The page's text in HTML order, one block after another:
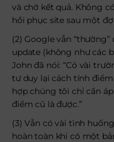
và chờ kết quả. Không
hồi phục site sau một
(2) Google vẫn
update (không như các
John đã nói: “Có vài
tư duy lại cách tính
hợp chúng tôi chỉ cần
điểm cũ là được.”
(3) Vẫn có vài tình
hoàn toàn khi có một